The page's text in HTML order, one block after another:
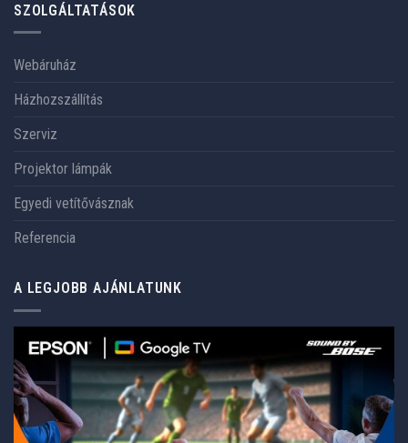
SZOLGÁLTATÁSOK
Webáruház
Házhozszállítás
Szerviz
Projektor lámpák
Egyedi vetítővásznak
Referencia
A LEGJOBB AJÁNLATUNK